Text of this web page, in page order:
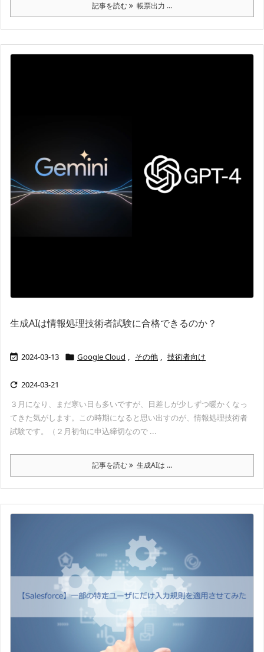
記事を読む 帳票出力 ...
生成AIは情報処理技術者試験に合格できるのか？
 2024-03-13  Google Cloud , その他 , 技術者向け
 2024-03-21
３月になり、まだ寒い日も多いですが、日差しが少しずつ暖かくなっ
てきた気がします。この時期になると思い出すのが、情報処理技術者
試験です。（２月初旬に申込締切なので ...
記事を読む 生成AIは ...